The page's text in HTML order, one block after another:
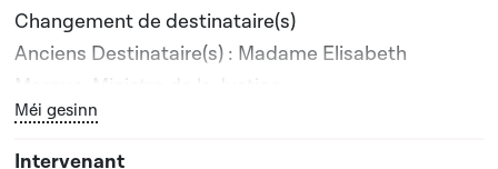
Changement de destinataire(s)
Anciens Destinataire(s) : Madame Elisabeth
Margue, Ministre de la Justice
Nouveau(x) destinataire(s) : Madame Elisabeth
Margue, Ministre de la Justice; Monsieur Xavier
Bouton graphique servant à afficher ou cacher tous les
Méi gesinn